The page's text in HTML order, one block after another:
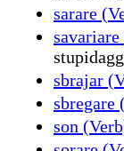
sarare
sbrajar
sbregare
son